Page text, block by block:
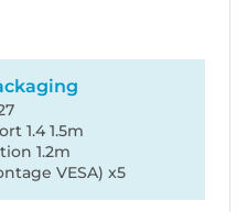
1.4 1.5m
1.2m
VESA) x5